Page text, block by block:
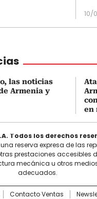
10/
las noticias
Armenia y
en
Todos los derechos
una reserva expresa de las
prestaciones accesibles
mecánica u otros
adecuados.
Contacto Ventas